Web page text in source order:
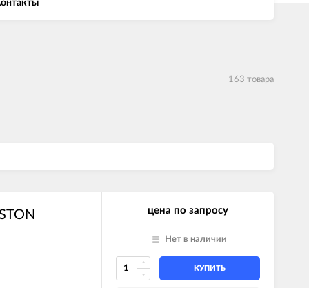
163 товара
цена по запросу
Нет в наличии
КУПИТЬ